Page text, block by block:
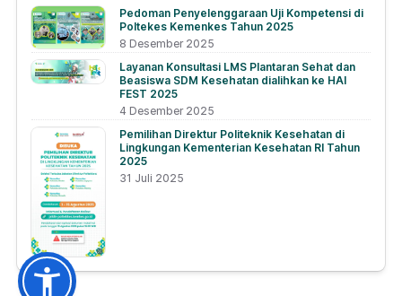
Pedoman Penyelenggaraan Uji Kompetensi di
Poltekes Kemenkes Tahun 2025
8 Desember 2025
Layanan Konsultasi LMS Plantaran Sehat dan
Beasiswa SDM Kesehatan dialihkan ke HAI
FEST 2025
4 Desember 2025
Pemilihan Direktur Politeknik Kesehatan di
Lingkungan Kementerian Kesehatan RI Tahun
2025
31 Juli 2025